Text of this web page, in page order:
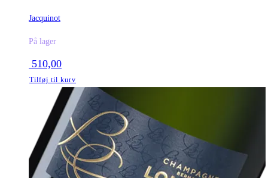
Jacquinot
På lager
510,00
Tilføj til kurv